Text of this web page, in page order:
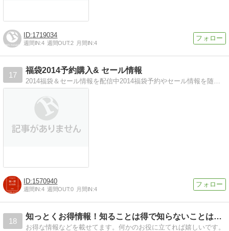
1719034
週間IN:4 週間OUT:2 月間IN:4
17
福袋2014予約購入& セール情報
2014福袋＆セール情報を配信中2014福袋予約やセール情報を随時更新中
1570940
週間IN:4 週間OUT:0 月間IN:4
18
知っとくお得情報！知ることは得で知らないことは損をするか…
お得な情報などを載せてます。何かのお役に立てれば嬉しいです。